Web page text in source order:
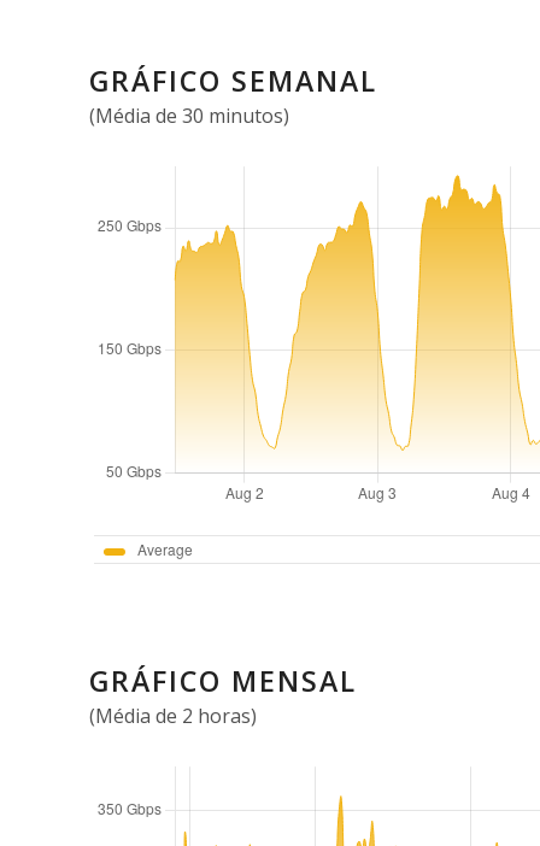
GRÁFICO SEMANAL
(Média de 30 minutos)
GRÁFICO MENSAL
(Média de 2 horas)